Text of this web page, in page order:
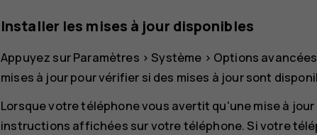
Installer les mises à jour disponibles
Appuyez surParamètres > Système > Options avancées
mises à jourpour vérifier si des mises à jour sont
Lorsque votre téléphone vous avertit qu'une mise à
instructions affichées sur votre téléphone. Si votre